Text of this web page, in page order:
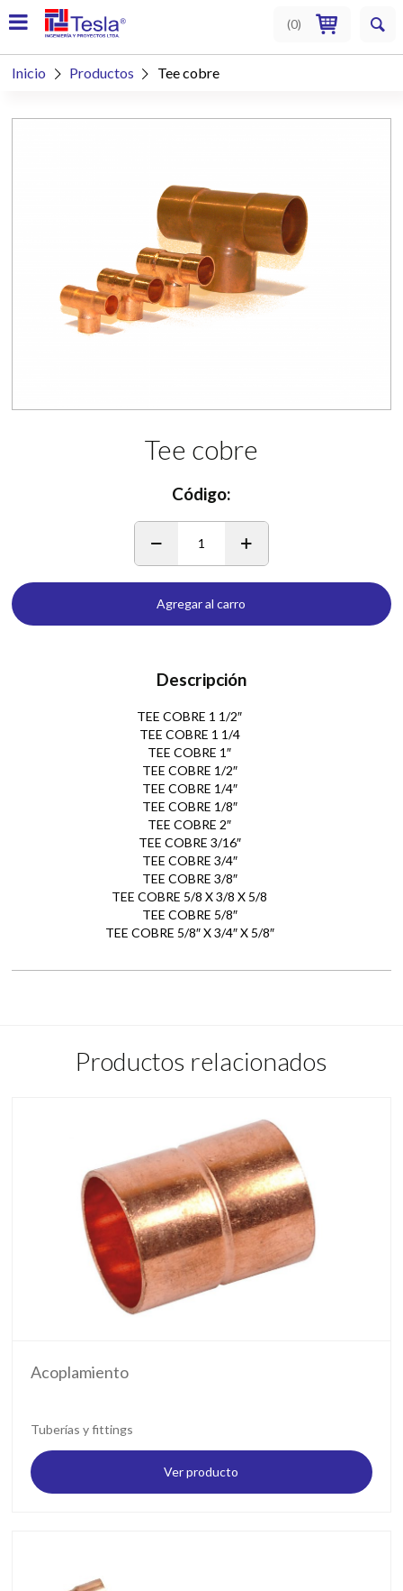
(0)
Inicio  Productos  Tee cobre
Tee cobre
Código:
1
Agregar al carro
Descripción
TEE COBRE 1 1/2″
TEE COBRE 1 1/4
TEE COBRE 1″
TEE COBRE 1/2″
TEE COBRE 1/4″
TEE COBRE 1/8″
TEE COBRE 2″
TEE COBRE 3/16″
TEE COBRE 3/4″
TEE COBRE 3/8″
TEE COBRE 5/8 X 3/8 X 5/8
TEE COBRE 5/8″
TEE COBRE 5/8″ X 3/4″ X 5/8″
Productos relacionados
Acoplamiento
Tuberías y fittings
Ver producto